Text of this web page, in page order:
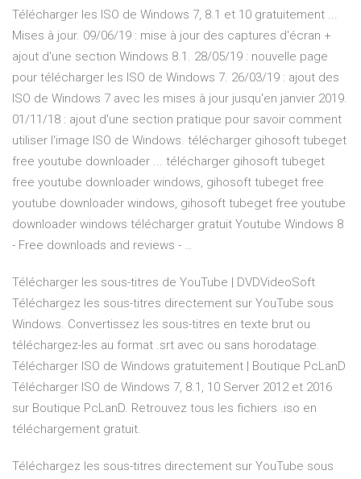
Télécharger les ISO de Windows 7, 8.1 et 10 gratuitement ...
Mises à jour. 09/06/19 : mise à jour des captures d'écran +
ajout d'une section Windows 8.1. 28/05/19 : nouvelle page
pour télécharger les ISO de Windows 7. 26/03/19 : ajout des
ISO de Windows 7 avec les mises à jour jusqu'en janvier 2019.
01/11/18 : ajout d'une section pratique pour savoir comment
utiliser l'image ISO de Windows. télécharger gihosoft tubeget
free youtube downloader ... télécharger gihosoft tubeget
free youtube downloader windows, gihosoft tubeget free
youtube downloader windows, gihosoft tubeget free youtube
downloader windows télécharger gratuit Youtube Windows 8
- Free downloads and reviews - …
Télécharger les sous-titres de YouTube | DVDVideoSoft
Téléchargez les sous-titres directement sur YouTube sous
Windows. Convertissez les sous-titres en texte brut ou
téléchargez-les au format .srt avec ou sans horodatage.
Télécharger ISO de Windows gratuitement | Boutique PcLanD
Télécharger ISO de Windows 7, 8.1, 10 Server 2012 et 2016
sur Boutique PcLanD. Retrouvez tous les fichiers .iso en
téléchargement gratuit.
Téléchargez les sous-titres directement sur YouTube sous